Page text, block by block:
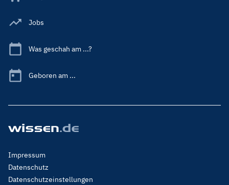
Jobs
Was geschah am ...?
Geboren am ...
Footer
Menu
Legal
Impressum
Datenschutz
Datenschutzeinstellungen